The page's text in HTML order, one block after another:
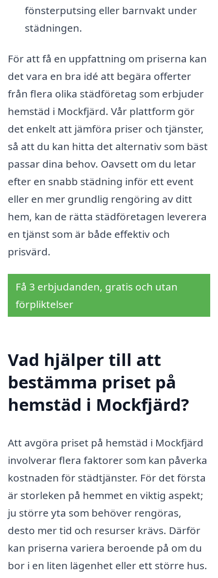
fönsterputsing eller barnvakt under
städningen.
För att få en uppfattning om priserna kan
det vara en bra idé att begära offerter
från flera olika städföretag som erbjuder
hemstäd i Mockfjärd. Vår plattform gör
det enkelt att jämföra priser och tjänster,
så att du kan hitta det alternativ som bäst
passar dina behov. Oavsett om du letar
efter en snabb städning inför ett event
eller en mer grundlig rengöring av ditt
hem, kan de rätta städföretagen leverera
en tjänst som är både effektiv och
prisvärd.
Få 3 erbjudanden, gratis och utan
förpliktelser
Vad hjälper till att
bestämma priset på
hemstäd i Mockfjärd?
Att avgöra priset på hemstäd i Mockfjärd
involverar flera faktorer som kan påverka
kostnaden för städtjänster. För det första
är storleken på hemmet en viktig aspekt;
ju större yta som behöver rengöras,
desto mer tid och resurser krävs. Därför
kan priserna variera beroende på om du
bor i en liten lägenhet eller ett större hus.